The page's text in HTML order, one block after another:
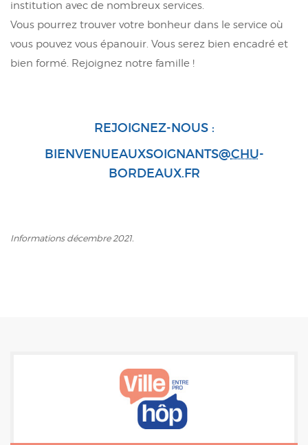
institution avec de nombreux services.
Vous pourrez trouver votre bonheur dans le service où
vous pouvez vous épanouir. Vous serez bien encadré et
bien formé. Rejoignez notre famille !
REJOIGNEZ-NOUS :
BIENVENUEAUXSOIGNANTS@CHU-
BORDEAUX.FR
Informations décembre 2021.